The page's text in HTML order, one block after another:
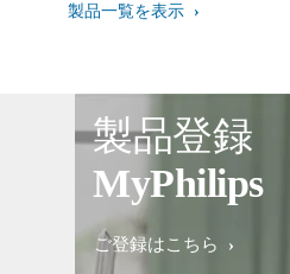
製品一覧を表示
製品登録
MyPhilips
ご登録はこちら